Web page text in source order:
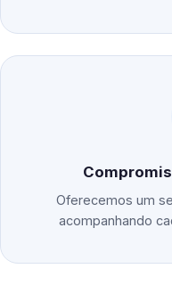
Oferecemos um
acompanhando